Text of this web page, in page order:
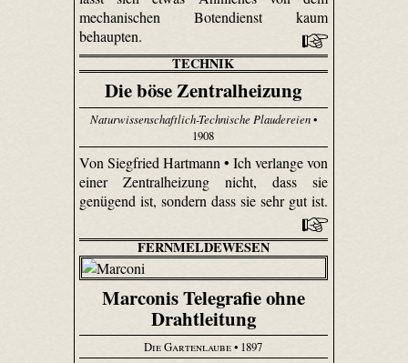
mechanischen Botendienst kaum
behaupten.
TECHNIK
Die böse Zentralheizung
Naturwissenschaftlich-Technische Plaudereien•
1908
Von Siegfried Hartmann • Ich verlange von
einer Zentralheizung nicht, dass sie
genügend ist, sondern dass sie sehr gut ist.
FERNMELDEWESEN
Marconis Telegrafie ohne
Drahtleitung
Die Gartenlaube• 1897